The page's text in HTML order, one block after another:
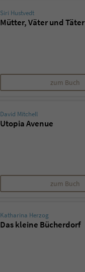
Siri Hustvedt
Mütter, Väter und Täter
zum Buch
David Mitchell
Utopia Avenue
zum Buch
Katharina Herzog
Das kleine Bücherdorf